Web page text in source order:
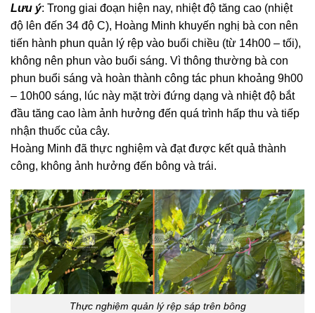
Lưu ý: Trong giai đoạn hiện nay, nhiệt độ tăng cao (nhiệt
độ lên đến 34 độ C), Hoàng Minh khuyến nghị bà con nên
tiến hành phun quản lý rệp vào buổi chiều (từ 14h00 – tối),
không nên phun vào buổi sáng. Vì thông thường bà con
phun buổi sáng và hoàn thành công tác phun khoảng 9h00
– 10h00 sáng, lúc này mặt trời đứng dạng và nhiệt độ bắt
đầu tăng cao làm ảnh hưởng đến quá trình hấp thu và tiếp
nhận thuốc của cây.
Hoàng Minh đã thực nghiệm và đạt được kết quả thành
công, không ảnh hưởng đến bông và trái.
Thực nghiệm quản lý rệp sáp trên bông